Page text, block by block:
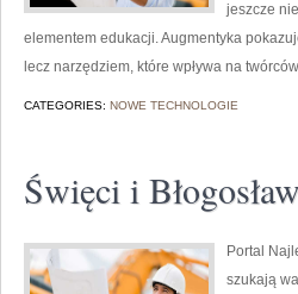
jeszcze
elementem edukacji. Augmentyka
lecz narzędziem, które wpływa na
CATEGORIES: NOWE TECHNOLOGIE
Święci i
Portal
szukają